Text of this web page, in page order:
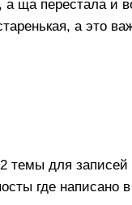
а ща перестала и
а это
темы для записей
где написано